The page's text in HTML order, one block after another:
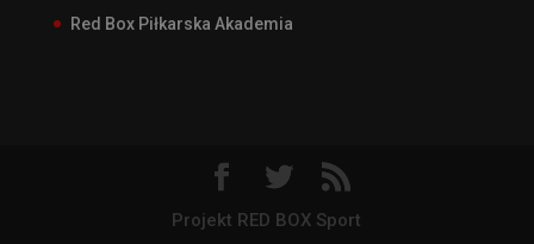
Red Box Piłkarska Akademia
Projekt RED BOX Sport